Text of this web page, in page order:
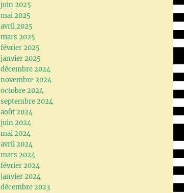
juin 2025
mai 2025
avril 2025
mars 2025
février 2025
janvier 2025
décembre 2024
novembre 2024
octobre 2024
septembre 2024
août 2024
juin 2024
mai 2024
avril 2024
mars 2024
février 2024
janvier 2024
décembre 2023